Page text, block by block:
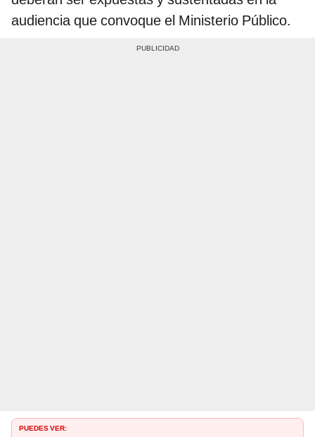
audiencia que convoque el Ministerio Público.
PUEDES VER: